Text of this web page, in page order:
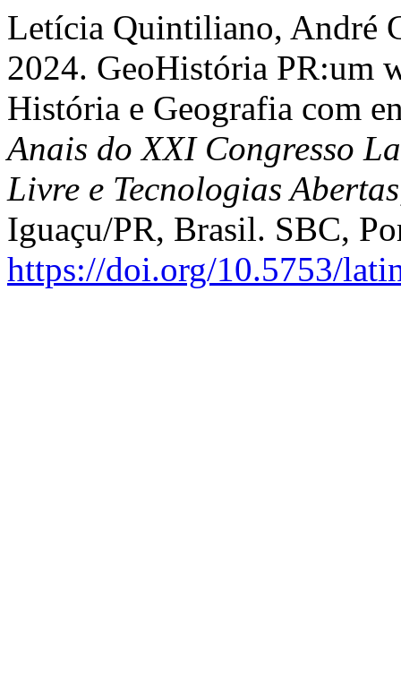
Letícia Quintiliano, André
2024. GeoHistória PR:um
História e Geografia com
Anais do XXI Congresso
Livre e Tecnologias Abertas
Iguaçu/PR, Brasil. SBC,
https://doi.org/10.5753/